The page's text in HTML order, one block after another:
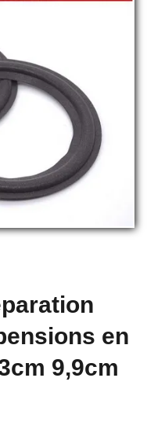
en
9,9cm